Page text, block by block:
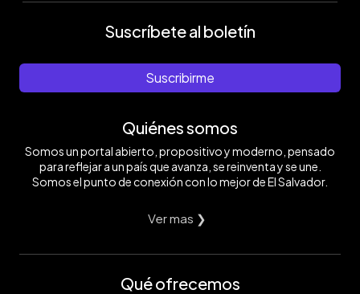
Suscríbete al boletín
Suscribirme
Quiénes somos
Somos un portal abierto, propositivo y moderno, pensado
para reflejar a un país que avanza, se reinventa y se une.
Somos el punto de conexión con lo mejor de El Salvador.
Ver mas ❯
Qué ofrecemos